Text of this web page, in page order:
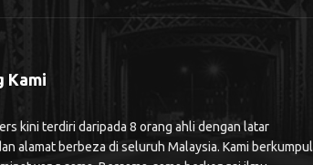
Kami
kini terdiri daripada 8 orang ahli dengan latar
alamat berbeza di seluruh Malaysia. Kami berkumpul